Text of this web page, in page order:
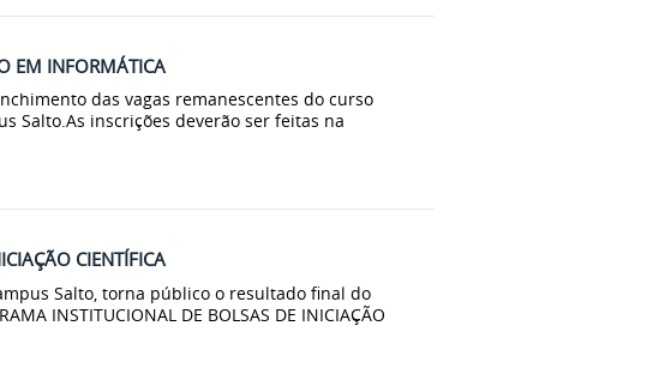
EM INFORMÁTICA
das vagas remanescentes do curso
Salto.As inscrições deverão ser feitas na
CIENTÍFICA
Salto, torna público o resultado final do
INSTITUCIONAL DE BOLSAS DE INICIAÇÃO